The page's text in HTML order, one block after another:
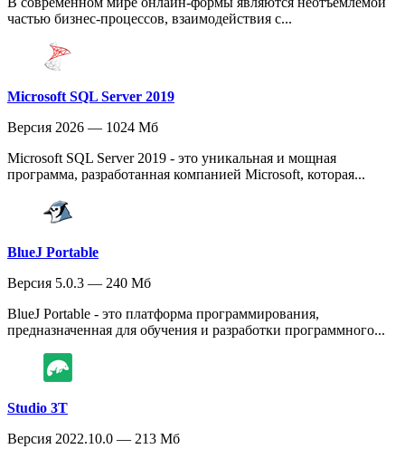
частью бизнес-процессов, взаимодействия с...
Microsoft SQL Server 2019
Версия 2026 — 1024 Мб
Microsoft SQL Server 2019 - это уникальная и мощная
программа, разработанная компанией Microsoft, которая...
BlueJ Portable
Версия 5.0.3 — 240 Мб
BlueJ Portable - это платформа программирования,
предназначенная для обучения и разработки программного...
Studio 3T
Версия 2022.10.0 — 213 Мб